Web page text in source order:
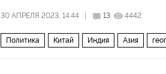
30 АПРЕЛЯ 2023, 14:44 13 4442
Политика Китай Индия Азия